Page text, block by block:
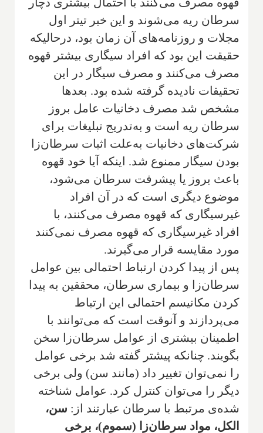
سرطان ریه می‌شوند و این خبر تیتر اول
مجلات و روزنامه‌های آن زمان بود، درحالیکه
حقیقت این بود که افراد سیگاری بیشتر قهوه
مصرف می‌کنند و مصرف سیگار در این
تحقیقات نادیده گرفته شده بود. بعدها
مشخص شد مصرف دخانیات عامل بروز
سرطان ریه است و به‌تدریج تبلیغات برای
شرکت‌های دخانیات به‌علت اثبات سرطان‌زا
بودن سیگار ممنوع شد. اینکه آیا خود قهوه
باعث بروز یا پیشرفت سرطان می‌شود،
موضوع دیگری است که در آن افراد
غیرسیگاری که قهوه مصرف می‌کنند، با ‌
افراد غیرسیگاری که قهوه مصرف نمی‌کنند
مورد مقایسه قرار می‌گیرند.
پس از پیدا کردن ارتباط احتمالی بین عوامل
سرطان‌زا و بیماری سرطان، محققین به پیدا
کردن مکانیسم احتمالی این ارتباط
می‌پردازند و آنوقت است که می‌توانند با
اطمینان بیشتری از عوامل سرطان‌زا سخن
بگویند. چنانکه پیشتر گفته شد برخی عوامل
را نمی‌توان تغییر داد (مانند سن) ولی برخی
دیگر را می‌توان کنترل کرد. عوامل شناخته
شده‌ی مرتبط با سرطان عبارتند از: سن،
الکل، مواد سرطان‌زا
(سموم)، برخی